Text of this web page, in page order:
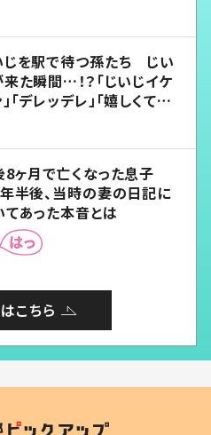
じを駅で待つ孫たち じい
来た瞬間…！？「じいじイケ
「デレッデレ」「嬉しくて可
8ヶ月で亡くなった息子
半後、当時の妻の日記に
てあった本音とは
こちら